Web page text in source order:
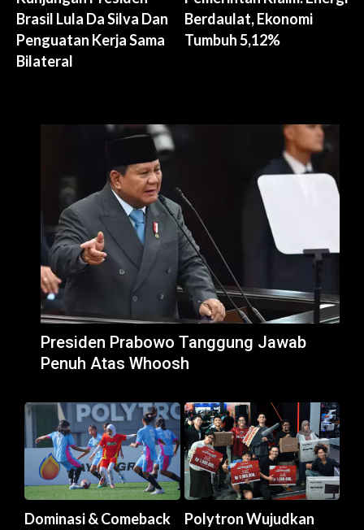
Brasil Lula Da Silva Dan
Penguatan Kerja Sama
Bilateral
Berdaulat, Ekonomi
Tumbuh 5,12%
Presiden Prabowo Tanggung Jawab
Penuh Atas Whoosh
Dominasi & Comeback
Polytron Wujudkan